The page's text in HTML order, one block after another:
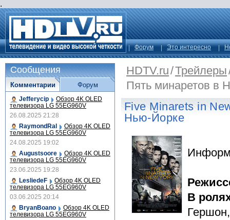
.
Форум Это интересно
HDTV.ru/Трейлеры
Пять минаретов в
Five Minarets in
Нью-Йорке
В
Сообщения
Комментарии
Jefferycip Обзор 4K OLED
телевизора LG 55EG960V
26.08.2025 21:28
RaymondRal
Обзор 4K OLED
телевизора LG 55EG960V
24.08.2025 19:02
Augustsoore
Обзор 4K OLED
телевизора LG 55EG960V
23.06.2025 19:28
LesliedeF
Обзор 4K OLED
телевизора LG 55EG960V
03.06.2025 20:14
BryanBoano
Обзор 4K OLED
телевизора LG 55EG960V
Форум